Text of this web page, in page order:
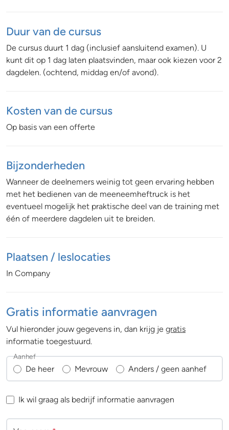
Duur van de cursus
De cursus duurt 1 dag (inclusief aansluitend examen). U
kunt dit op 1 dag laten plaatsvinden, maar ook kiezen voor 2
dagdelen. (ochtend, middag en/of avond).
Kosten van de cursus
Op basis van een offerte
Bijzonderheden
Wanneer de deelnemers weinig tot geen ervaring hebben
met het bedienen van de meeneemheftruck is het
eventueel mogelijk het praktische deel van de training met
één of meerdere dagdelen uit te breiden.
Plaatsen / leslocaties
In Company
Gratis informatie aanvragen
Vul hieronder jouw gegevens in, dan krijg je gratis
informatie toegestuurd.
De heer Mevrouw Anders / geen aanhef
Aanhef
Ik wil graag als bedrijf informatie aanvragen